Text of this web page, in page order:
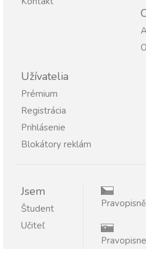
Užívatelia
Prémium
Registrácia
Prihlásenie
Blokátory reklám
Jsem
Študent
Učiteľ